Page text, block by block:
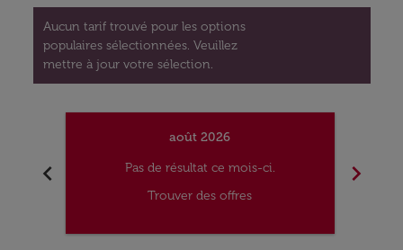
Aucun tarif trouvé pour les options
populaires sélectionnées. Veuillez
mettre à jour votre sélection.
chevron_left
août 2026
Pas de résultat ce mois-ci.
Trouver des offres
chevron_right